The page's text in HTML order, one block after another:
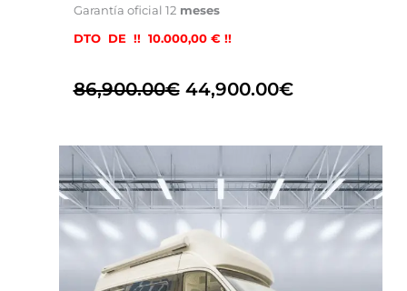
Garantía oficial 12meses
DTO DE !! 10.000,00 € !!
86,900.00€ 44,900.00€
precio
original
era:
69,900.00€.
El
precio
actual
es: